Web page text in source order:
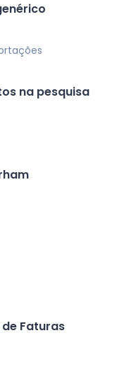
na pesquisa
Faturas